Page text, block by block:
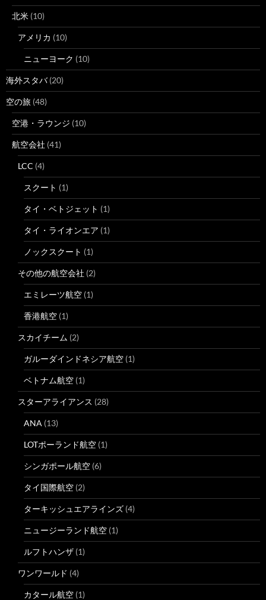
北米 (10)
アメリカ (10)
ニューヨーク (10)
海外スタバ(20)
空の旅 (48)
空港・ラウンジ (10)
航空会社 (41)
LCC (4)
スクート (1)
タイ・ベトジェット (1)
タイ・ライオンエア (1)
ノックスクート (1)
その他の航空会社 (2)
エミレーツ航空 (1)
香港航空 (1)
スカイチーム (2)
ガルーダインドネシア航空 (1)
ベトナム航空 (1)
スターアライアンス (28)
ANA (13)
LOTポーランド航空 (1)
シンガポール航空 (6)
タイ国際航空 (2)
ターキッシュエアラインズ (4)
ニュージーランド航空 (1)
ルフトハンザ (1)
ワンワールド (4)
カタール航空 (1)